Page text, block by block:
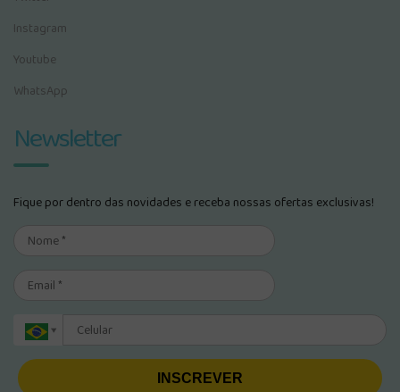
Instagram
Youtube
WhatsApp
Newsletter
Fique por dentro das novidades e receba nossas ofertas exclusivas!
INSCREVER